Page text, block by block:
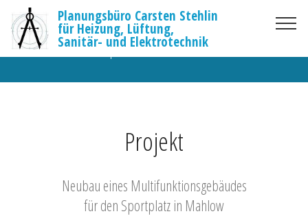
Planungsbüro Carsten Stehlin
für Heizung, Lüftung,
Sanitär- und Elektrotechnik
© Copyright 2022 Planungsbüro Mahlow - All Rights Reserved
- Impressum // Datenschutz
Projekt
Neubau eines Multifunktionsgebäudes
für den Sportplatz in Mahlow